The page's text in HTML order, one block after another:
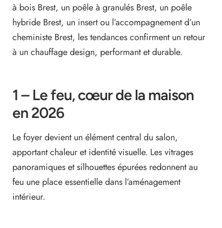
à bois Brest, un poêle à granulés Brest, un poêle
hybride Brest, un insert ou l’accompagnement d’un
cheministe Brest, les tendances confirment un retour
à un chauffage design, performant et durable.
1 – Le feu, cœur de la maison
en 2026
Le foyer devient un élément central du salon,
apportant chaleur et identité visuelle. Les vitrages
panoramiques et silhouettes épurées redonnent au
feu une place essentielle dans l’aménagement
intérieur.